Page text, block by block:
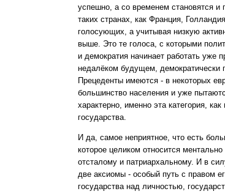
успешно, а со временем становятся и
таких странах, как Франция,
голосующих, а учитывая низкую
выше. Это те голоса, с которыми
и демократия начинает работать уже
недалёком будущем, демократически
Прецеденты имеются - в некоторых
большинство населения и уже
характерно, именно эта категория,
государства.
И да, самое неприятное, что есть
которое целиком относится
отсталому и патриархальному. И в
две аксиомы - особый путь с правом
государства над личностью,